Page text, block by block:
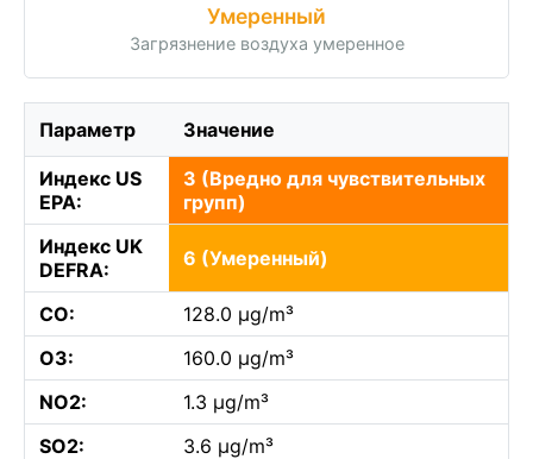
Умеренный
Загрязнение воздуха умеренное
Параметр Значение
Индекс US
EPA:
3 (Вредно для чувствительных
групп)
Индекс UK
DEFRA:
6 (Умеренный)
CO:
128.0 µg/m³
O3:
160.0 µg/m³
NO2:
1.3 µg/m³
SO2:
3.6 µg/m³